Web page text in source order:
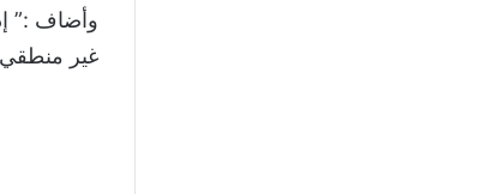
وأضاف :”
غير منطقي